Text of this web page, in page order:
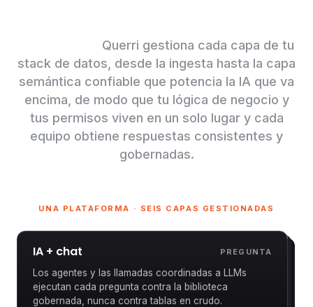
Querri gestiona cada capa de tu
stack de datos, desde la ingesta hasta la capa
semántica confiable que potencia la IA que va
encima, de modo que tu lógica de negocio y
tus permisos viven en un solo lugar y cada
equipo obtiene respuestas consistentes y
gobernadas.
UNA PLATAFORMA · SEIS CAPAS GESTIONADAS
IA + chat PREGUNTA
Los agentes y las llamadas coordinadas a LLMs
ejecutan cada pregunta contra la biblioteca
gobernada, nunca contra tablas en crudo.